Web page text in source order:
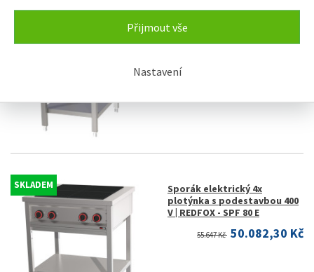
Přijmout vše
Nastavení
Sporák elektrický 2x
plotýnka s podestavbou 400
V | REDFOX - SPF 50 E
SKLADEM
Sporák elektrický 4x
plotýnka s podestavbou 400
V | REDFOX - SPF 80 E
55.647 Kč 50.082,30 Kč